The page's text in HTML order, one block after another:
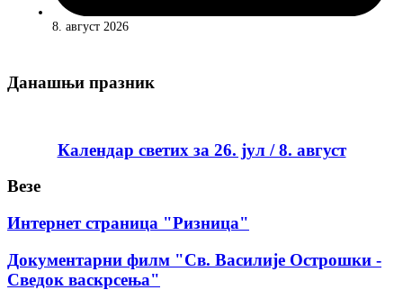
8. август 2026
Данашњи празник
Календар светих за 26. јул / 8. август
Везе
Интернет страница "Ризница"
Документарни филм "Св. Василије Острошки -
Сведок васкрсења"